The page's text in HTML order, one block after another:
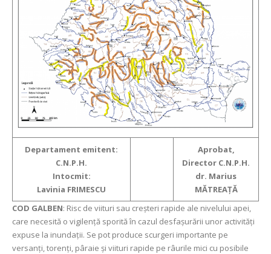
Departament emitent:
C.N.P.H.
Intocmit:
Lavinia FRIMESCU
Aprobat,
Director C.N.P.H.
dr. Marius
MĂTREAŢĂ
COD GALBEN: Risc de viituri sau creşteri rapide ale nivelului apei,
care necesită o vigilență sporită în cazul desfașurării unor activități
expuse la inundații. Se pot produce scurgeri importante pe
versanți, torenți, pâraie și viituri rapide pe râurile mici cu posibile